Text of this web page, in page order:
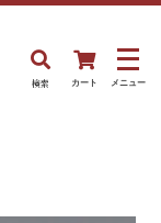
検索 カート メニュー